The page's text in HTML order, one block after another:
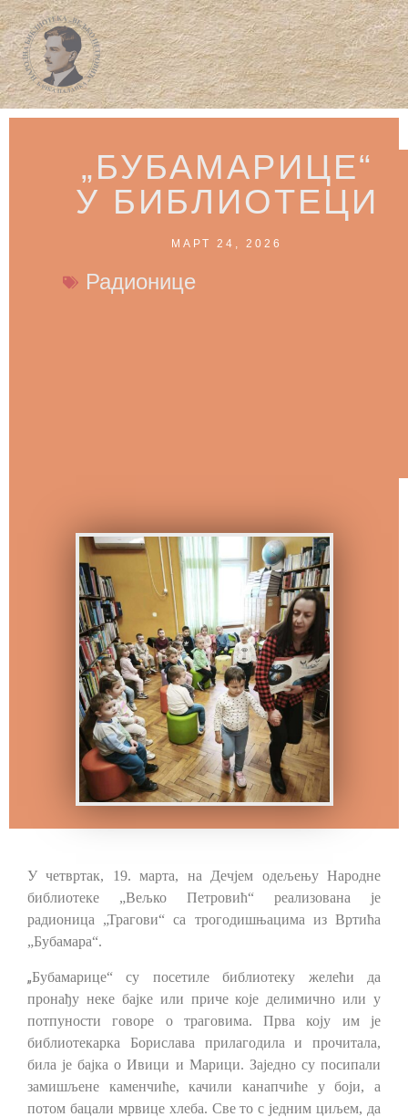
„БУБАМАРИЦЕ“
У БИБЛИОТЕЦИ
МАРТ 24, 2026
Радионице
У четвртак, 19. марта, на Дечјем одељењу Народне
библиотеке „Вељко Петровић“ реализована је
радионица „Трагови“ са трогодишњацима из Вртића
„Бубамара“.
„Бубамарице“ су посетиле библиотеку желећи да
пронађу неке бајке или приче које делимично или у
потпуности говоре о траговима. Прва коју им је
библиотекарка Борислава прилагодила и прочитала,
била је бајка о Ивици и Марици. Заједно су посипали
замишљене каменчиће, качили канапчиће у боји, а
потом бацали мрвице хлеба. Све то с једним циљем, да